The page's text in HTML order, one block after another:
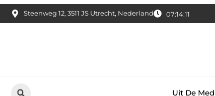
Steenweg 12, 3511 JS Utrecht, Nederland 07:14:12
Uit De